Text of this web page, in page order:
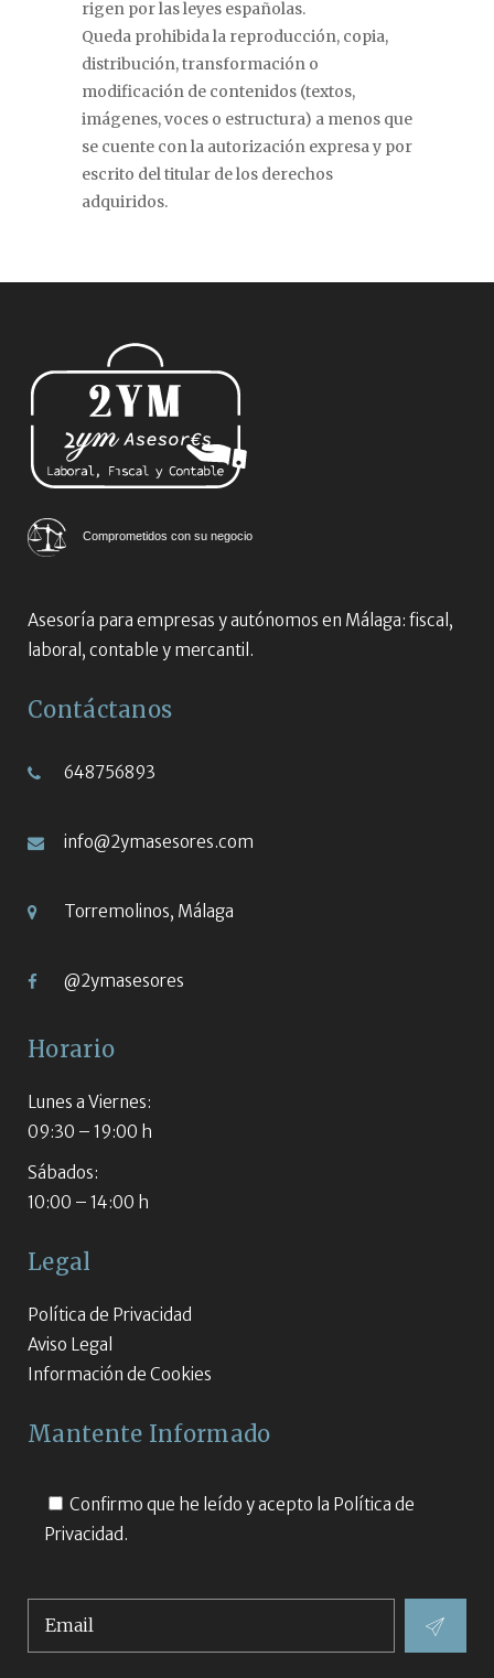
rigen por las leyes españolas.
Queda prohibida la reproducción, copia,
distribución, transformación o
modificación de contenidos (textos,
imágenes, voces o estructura) a menos que
se cuente con la autorización expresa y por
escrito del titular de los derechos
adquiridos.
Comprometidos con su negocio
Asesoría para empresas y autónomos en Málaga: fiscal,
laboral, contable y mercantil.
Contáctanos
648756893
info@2ymasesores.com
Torremolinos, Málaga
@2ymasesores
Horario
Lunes a Viernes:
09:30 – 19:00 h
Sábados:
10:00 – 14:00 h
Legal
Política de Privacidad
Aviso Legal
Información de Cookies
Mantente Informado
Confirmo que he leído y acepto la Política de
Privacidad.